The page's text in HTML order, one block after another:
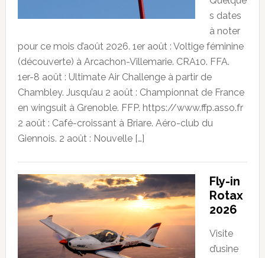
s dates
à noter
pour ce mois d’août 2026. 1er août : Voltige féminine
(découverte) à Arcachon-Villemarie. CRA10. FFA.
1er-8 août : Ultimate Air Challenge à partir de
Chambley. Jusqu’au 2 août : Championnat de France
en wingsuit à Grenoble. FFP. https://www.ffp.asso.fr
2 août : Café-croissant à Briare. Aéro-club du
Giennois. 2 août : Nouvelle […]
Fly-in
Rotax
2026
Visite
d’usine